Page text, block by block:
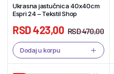
Ukrasna jastučnica 40x40cm
Espri 24 – Tekstil Shop
RSD470,00
RSD423,00
Dodaj u korpu